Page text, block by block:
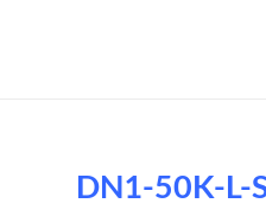
DN1-50K-L-